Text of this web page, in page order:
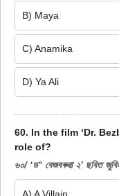
B) Maya
C) Anamika
D) Ya Ali
60. In the film ‘Dr.
role of?
৬০/ ‘ড° বেজবৰুৱা ২’ ছবিত